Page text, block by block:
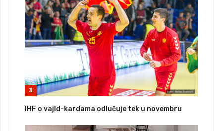
3
IHF o vajld-kardama odlučuje tek u novembru